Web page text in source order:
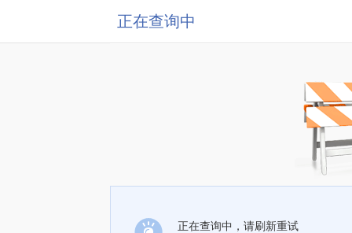
正在查询中
正在查询中，请刷新重试